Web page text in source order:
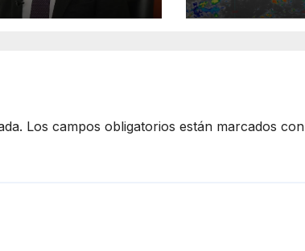
el diálogo
Los campos obligatorios están marcados con